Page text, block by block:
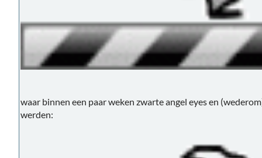
waar binnen een paar weken zwarte angel eyes en
werden: